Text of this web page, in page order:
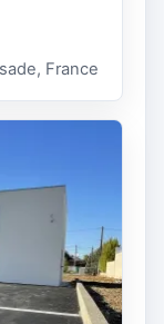
France